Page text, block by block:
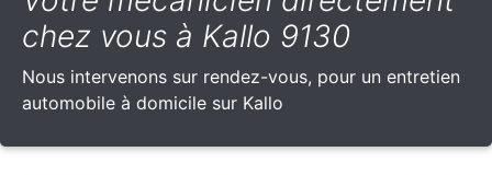
chez vous à Kallo 9130
Nous intervenons sur rendez-vous, pour un entretien
automobile à domicile sur Kallo